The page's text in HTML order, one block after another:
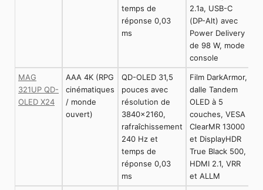
temps de
réponse 0,03
ms
2.1a, USB-C
(DP-Alt) avec
Power Delivery
de 98 W, mode
console
MAG
321UP QD-
OLED X24
AAA 4K (RPG
cinématiques
/ monde
ouvert)
QD-OLED 31,5
pouces avec
résolution de
3840x2160,
rafraîchissement
240 Hz et
temps de
réponse 0,03
ms
Film DarkArmor,
dalle Tandem
OLED à 5
couches, VESA
ClearMR 13000
et DisplayHDR
True Black 500,
HDMI 2.1, VRR
et ALLM